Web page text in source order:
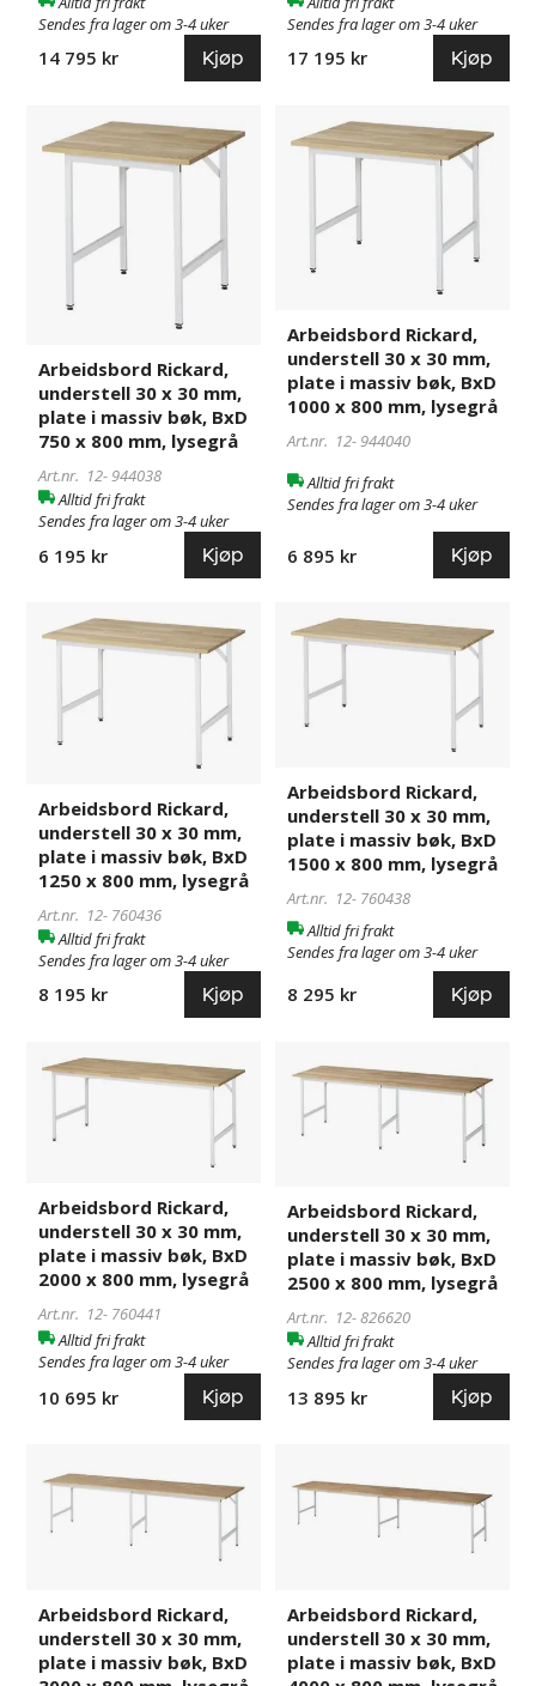
1000
mm,
lysegrå
Sendes fra lager om 3-4 uker
14 795 kr Kjøp
1000
mm,
lysegrå
Sendes fra lager om 3-4 uker
17 195 kr Kjøp
Arbeidsbord
Rickard,
understell
plate
bøk,
BxD
750
800
mm,
lysegrå
Arbeidsbord Rickard,
understell 30 x 30 mm,
plate i massiv bøk, BxD
750 x 800 mm, lysegrå
Art.nr. 12-944038
Alltid fri frakt
Sendes fra lager om 3-4 uker
6 195 kr Kjøp
Arbeidsbord
Rickard,
understell
mm,
massiv
bøk,
BxD
1000
800
mm,
Arbeidsbord Rickard,
understell 30 x 30 mm,
plate i massiv bøk, BxD
1000 x 800 mm, lysegrå
Art.nr. 12-944040
Alltid fri frakt
Sendes fra lager om 3-4 uker
6 895 kr Kjøp
Arbeidsbord
Rickard,
plate
massiv
bøk,
BxD
1250
800
mm,
760436
Arbeidsbord Rickard,
understell 30 x 30 mm,
plate i massiv bøk, BxD
1250 x 800 mm, lysegrå
Art.nr. 12- 760436
Alltid fri frakt
Sendes fra lager om 3-4 uker
8 195 kr Kjøp
Arbeidsbord
Rickard,
plate
massiv
bøk,
BxD
1500
800
mm,
760438
Arbeidsbord Rickard,
understell 30 x 30 mm,
plate i massiv bøk, BxD
1500 x 800 mm, lysegrå
Art.nr. 12- 760438
Alltid fri frakt
Sendes fra lager om 3-4 uker
8 295 kr Kjøp
Arbeidsbord
Rickard,
understell
mm,
plate
massiv
bøk,
BxD
2000
lysegrå
760441
Arbeidsbord Rickard,
understell 30 x 30 mm,
plate i massiv bøk, BxD
2000 x 800 mm, lysegrå
Art.nr. 12- 760441
Alltid fri frakt
Sendes fra lager om 3-4 uker
10 695 kr Kjøp
Rickard,
understell
mm,
plate
massiv
bøk,
BxD
2500
lysegrå
Arbeidsbord Rickard,
understell 30 x 30 mm,
plate i massiv bøk, BxD
2500 x 800 mm, lysegrå
Art.nr. 12-826620
Alltid fri frakt
Sendes fra lager om 3-4 uker
13 895 kr Kjøp
Rickard,
understell
mm,
plate
Arbeidsbord Rickard,
understell 30 x 30 mm,
plate i massiv bøk, BxD
Rickard,
understell
mm,
plate
Arbeidsbord Rickard,
understell 30 x 30 mm,
plate i massiv bøk, BxD